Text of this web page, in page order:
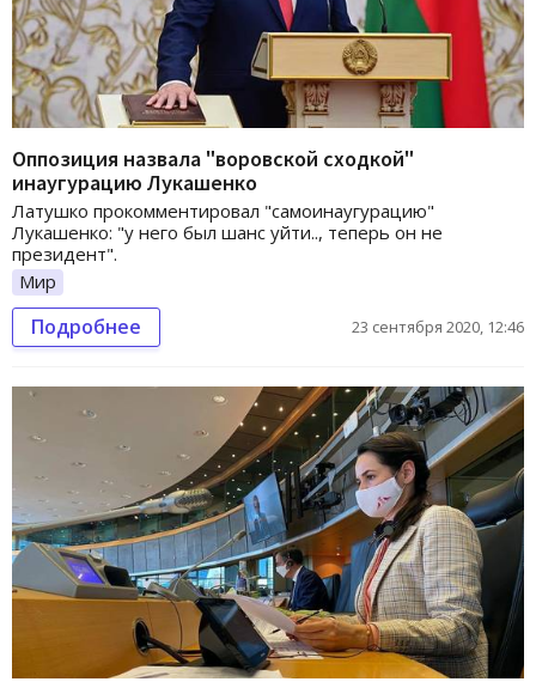
Оппозиция назвала "воровской сходкой"
инаугурацию Лукашенко
Латушко прокомментировал "самоинаугурацию"
Лукашенко: "у него был шанс уйти.., теперь он не
президент".
Мир
Подробнее 23 сентября 2020, 12:46